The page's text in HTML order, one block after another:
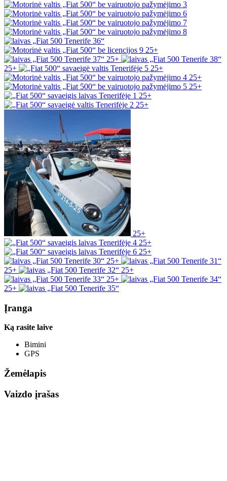
25+
25+
25+
25+
25+
25+
25+
25+
25+
25+
25+
25+
25+
25+
25+
25+
Įranga
Ką rasite laive
Bimini
GPS
Žemėlapis
Vaizdo įrašas